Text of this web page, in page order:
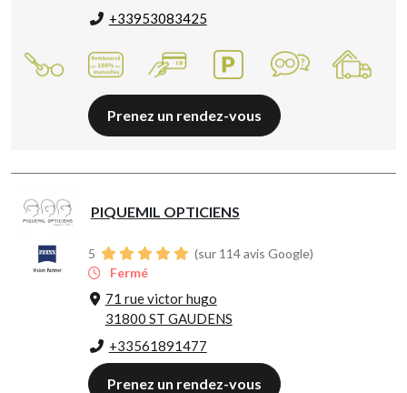
+33953083425
Prenez un rendez-vous
PIQUEMIL OPTICIENS
5
(sur 114 avis Google)
Fermé
71 rue victor hugo
31800 ST GAUDENS
+33561891477
Prenez un rendez-vous